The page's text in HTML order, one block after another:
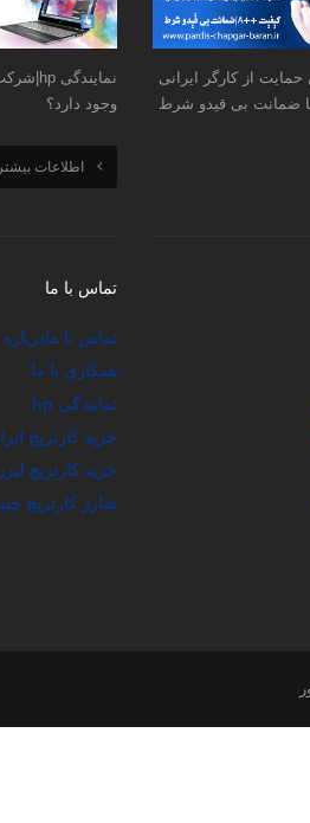
حمایت از کارگر ایرانی
با ضمانت بی قیدو شرط
وجود دارد؟
اطلاعات بیشتر
تماس با ما
تماس با مادرباره
همکاری با ما
نمایندگی hp
خرید کارتریج
خرید کارتریج
شارژ کارتریج